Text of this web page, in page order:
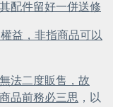
配件留好一併送修
益，非指商品可以
法二度販售，故
品前務必三思 ，以